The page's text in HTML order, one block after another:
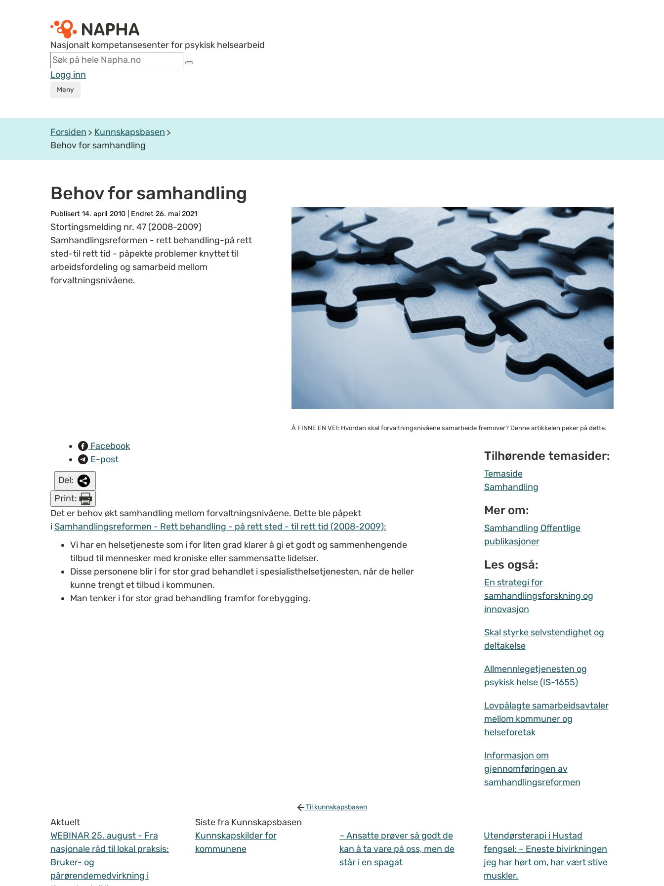
Nasjonalt kompetansesenter for psykisk helsearbeid
Logg inn
Meny
Forsiden
Kunnskapsbasen
Behov for samhandling
Behov for samhandling
Publisert 14. april 2010 Endret 26. mai 2021
Stortingsmelding nr. 47 (2008-2009)
Samhandlingsreformen - rett behandling-på rett
sted-til rett tid - påpekte problemer knyttet til
arbeidsfordeling og samarbeid mellom
forvaltningsnivåene.
Å FINNE EN VEI: Hvordan skal forvaltningsnivåene samarbeide fremover? Denne artikkelen peker på dette.
Facebook
E-post
Del:
Print:
Det er behov økt samhandling mellom forvaltningsnivåene. Dette ble påpekt
i Samhandlingsreformen - Rett behandling - på rett sted - til rett tid (2008-2009):
Vi har en helsetjeneste som i for liten grad klarer å gi et godt og sammenhengende
tilbud til mennesker med kroniske eller sammensatte lidelser.
Disse personene blir i for stor grad behandlet i spesialisthelsetjenesten, når de heller
kunne trengt et tilbud i kommunen.
Man tenker i for stor grad behandling framfor forebygging.
Tilhørende temasider:
Temaside
Samhandling
Mer om:
Samhandling Offentlige
publikasjoner
Les også:
En strategi for
samhandlingsforskning og
innovasjon
Skal styrke selvstendighet og
deltakelse
Allmennlegetjenesten og
psykisk helse (IS-1655)
Lovpålagte samarbeidsavtaler
mellom kommuner og
helseforetak
Informasjon om
gjennomføringen av
samhandlingsreformen
Til kunnskapsbasen
Aktuelt
WEBINAR 25. august - Fra
nasjonale råd til lokal praksis:
Bruker- og
pårørendemedvirkning i
Siste fra Kunnskapsbasen
Kunnskapskilder for
kommunene
– Ansatte prøver så godt de
kan å ta vare på oss, men de
står i en spagat
Utendørsterapi i Hustad
fengsel: – Eneste bivirkningen
jeg har hørt om, har vært stive
muskler.